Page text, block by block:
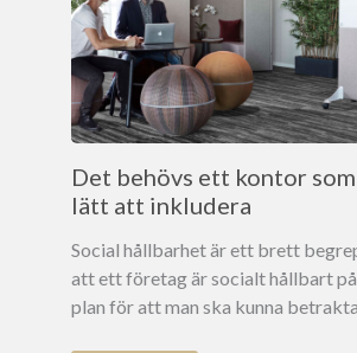
Det behövs ett kontor
lätt att inkludera
Social hållbarhet är ett brett
att ett företag är socialt hållbart
plan för att man ska kunna